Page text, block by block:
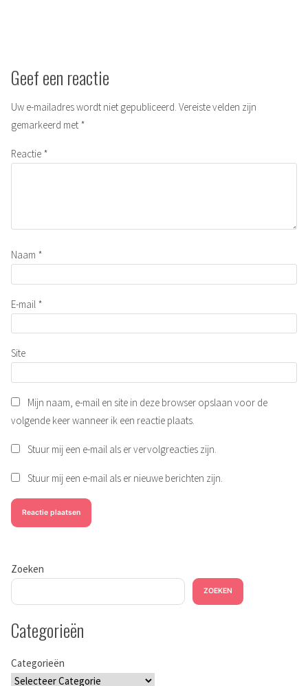
Geef een reactie
Uw e-mailadres wordt niet gepubliceerd. Vereiste velden zijn
gemarkeerd met *
Reactie *
Naam *
E-mail *
Site
Mijn naam, e-mail en site in deze browser opslaan voor de
volgende keer wanneer ik een reactie plaats.
Stuur mij een e-mail als er vervolgreacties zijn.
Stuur mij een e-mail als er nieuwe berichten zijn.
Zoeken
ZOEKEN
Categorieën
Categorieën